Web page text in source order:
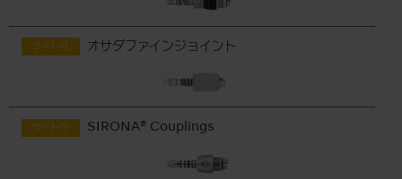
ライト付 オサダファインジョイント
ライト付 SIRONA® Couplings